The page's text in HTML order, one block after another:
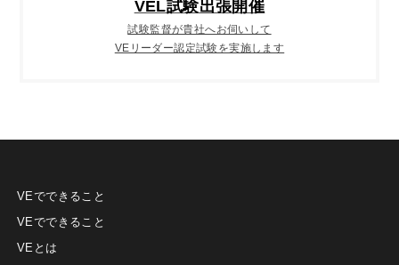
VEL試験出張開催
試験監督が貴社へお伺いして
VEリーダー認定試験を実施します
VEでできること
VEでできること
VEとは